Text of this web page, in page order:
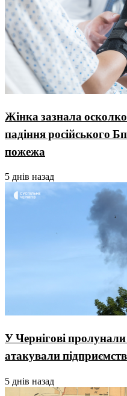
Жінка зазнала
падіння російського
пожежа
5 днів назад
У Чернігові
атакували
5 днів назад